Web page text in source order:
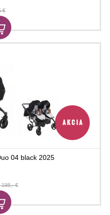
€
04 black 2025
198,- €